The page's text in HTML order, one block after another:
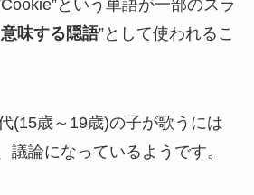
という単語が一部のスラ
味する隠語”として使われるこ
(15歳～19歳)の子が歌うには
議論になっているようです。